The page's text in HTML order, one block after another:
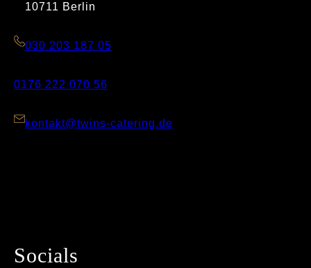
10711 Berlin
030 203 187 05
0176 222 070 56
kontakt@twins-catering.de
Socials